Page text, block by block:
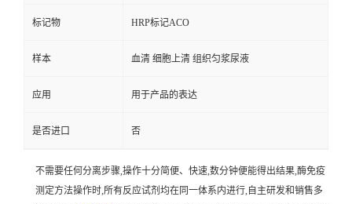
标记物 HRP标记ACO
样本 血清 细胞上清 组织匀浆尿液
应用 用于产品的表达
是否进口 否
不需要任何分离步骤,操作十分简便、快速,数分钟便能得出结果,酶免疫
测定方法操作时,所有反应试剂均在同一体系内进行,自主研发和销售多